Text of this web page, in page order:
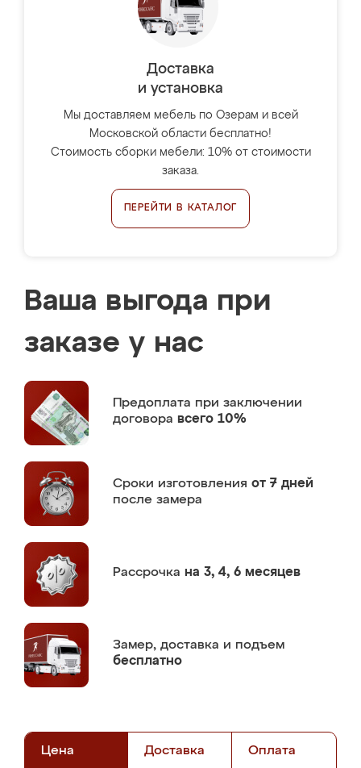
Доставка
и установка
Мы доставляем мебель по Озерам и всей
Московской области бесплатно!
Стоимость сборки мебели: 10% от стоимости
заказа.
ПЕРЕЙТИ В КАТАЛОГ
Ваша выгода при
заказе у нас
Предоплата при заключении
договора всего 10%
Сроки изготовления от 7 дней
после замера
Рассрочка на 3, 4, 6 месяцев
Замер, доставка и подъем
бесплатно
Цена Доставка Оплата